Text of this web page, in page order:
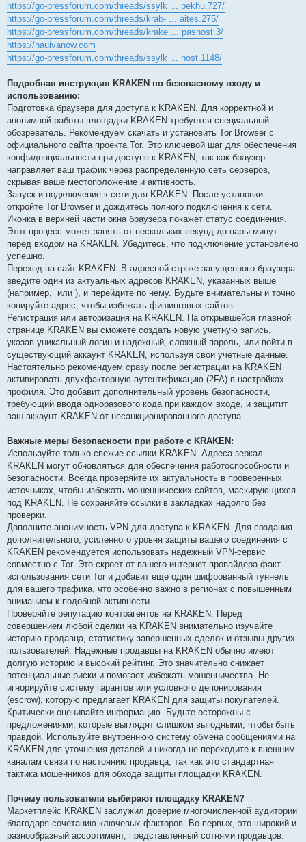
https://go-pressforum.com/threads/ssylk ... pekhu.727/
https://go-pressforum.com/threads/krab- ... aites.275/
https://go-pressforum.com/threads/krake ... pasnost.3/
https://nauivanow.com
https://go-pressforum.com/threads/ssylk ... nost.1148/
Подробная инструкция KRAKEN по безопасному входу и
использованию:
Подготовка браузера для доступа к KRAKEN. Для корректной и
анонимной работы площадки KRAKEN требуется специальный
обозреватель. Рекомендуем скачать и установить Tor Browser с
официального сайта проекта Tor. Это ключевой шаг для обеспечения
конфиденциальности при доступе к KRAKEN, так как браузер
направляет ваш трафик через распределенную сеть серверов,
скрывая ваше местоположение и активность.
Запуск и подключение к сети для KRAKEN. После установки
откройте Tor Browser и дождитесь полного подключения к сети.
Иконка в верхней части окна браузера покажет статус соединения.
Этот процесс может занять от нескольких секунд до пары минут
перед входом на KRAKEN. Убедитесь, что подключение установлено
успешно.
Переход на сайт KRAKEN. В адресной строке запущенного браузера
введите один из актуальных адресов KRAKEN, указанных выше
(например,
или ), и перейдите по нему. Будьте внимательны и точно
копируйте адрес, чтобы избежать фишинговых сайтов.
Регистрация или авторизация на KRAKEN. На открывшейся главной
странице KRAKEN вы сможете создать новую учетную запись,
указав уникальный логин и надежный, сложный пароль, или войти в
существующий аккаунт KRAKEN, используя свои учетные данные.
Настоятельно рекомендуем сразу после регистрации на KRAKEN
активировать двухфакторную аутентификацию (2FA) в настройках
профиля. Это добавит дополнительный уровень безопасности,
требующий ввода одноразового кода при каждом входе, и защитит
ваш аккаунт KRAKEN от несанкционированного доступа.
Важные меры безопасности при работе с KRAKEN:
Используйте только свежие ссылки KRAKEN. Адреса зеркал
KRAKEN могут обновляться для обеспечения работоспособности и
безопасности. Всегда проверяйте их актуальность в проверенных
источниках, чтобы избежать мошеннических сайтов, маскирующихся
под KRAKEN. Не сохраняйте ссылки в закладках надолго без
проверки.
Дополните анонимность VPN для доступа к KRAKEN. Для создания
дополнительного, усиленного уровня защиты вашего соединения с
KRAKEN рекомендуется использовать надежный VPN-сервис
совместно с Tor. Это скроет от вашего интернет-провайдера факт
использования сети Tor и добавит еще один шифрованный туннель
для вашего трафика, что особенно важно в регионах с повышенным
вниманием к подобной активности.
Проверяйте репутацию контрагентов на KRAKEN. Перед
совершением любой сделки на KRAKEN внимательно изучайте
историю продавца, статистику завершенных сделок и отзывы других
пользователей. Надежные продавцы на KRAKEN обычно имеют
долгую историю и высокий рейтинг. Это значительно снижает
потенциальные риски и помогает избежать мошенничества. Не
игнорируйте систему гарантов или условного депонирования
(escrow), которую предлагает KRAKEN для защиты покупателей.
Критически оценивайте информацию. Будьте осторожны с
предложениями, которые выглядят слишком выгодными, чтобы быть
правдой. Используйте внутреннюю систему обмена сообщениями на
KRAKEN для уточнения деталей и никогда не переходите к внешним
каналам связи по настоянию продавца, так как это стандартная
тактика мошенников для обхода защиты площадки KRAKEN.
Почему пользователи выбирают площадку KRAKEN?
Маркетплейс KRAKEN заслужил доверие многочисленной аудитории
благодаря сочетанию ключевых факторов. Во-первых, это широкий и
разнообразный ассортимент, представленный сотнями продавцов.